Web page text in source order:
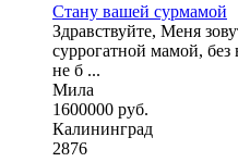
Стану вашей сурмамой
Здравствуйте, Меня
суррогатной мамой,
не б ...
Мила
1600000 руб.
Калининград
2876